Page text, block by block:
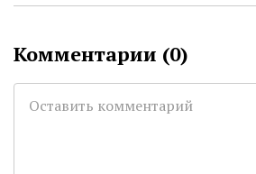
Комментарии (0)